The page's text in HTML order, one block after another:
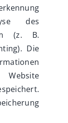
des
(z. B.
Die